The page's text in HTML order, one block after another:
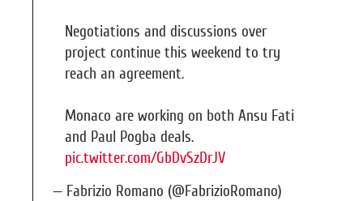
Negotiations and discussions over
project continue this weekend to try
reach an agreement.
Monaco are working on both Ansu Fati
and Paul Pogba deals.
pic.twitter.com/GbDvSzDrJV
— Fabrizio Romano (@FabrizioRomano)